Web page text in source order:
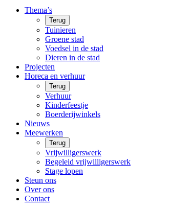
Thema’s
Terug
Tuinieren
Groene stad
Voedsel in de stad
Dieren in de stad
Projecten
Horeca en verhuur
Terug
Verhuur
Kinderfeestje
Boerderijwinkels
Nieuws
Meewerken
Terug
Vrijwilligerswerk
Begeleid vrijwilligerswerk
Stage lopen
Steun ons
Over ons
Contact